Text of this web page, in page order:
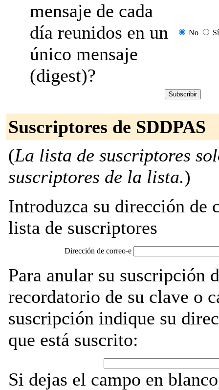
mensaje de cada
día reunidos en un
único mensaje
(digest)?
No Sí
Suscriptores de SDDPAS
(La lista de suscriptores
suscriptores de la lista.)
Introduzca su dirección de
lista de suscriptores
Dirección de correo-e
Para anular su suscripción
recordatorio de su clave o
suscripción indique su
que está suscrito:
Si dejas el campo en